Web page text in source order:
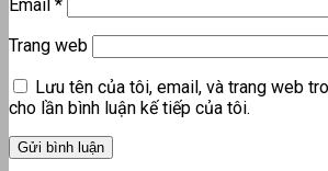
Email *
Trang web
Lưu tên của tôi, email, và trang web
cho lần bình luận kế tiếp của tôi.